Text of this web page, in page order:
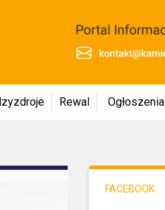
Rewal Ogłoszenia
FACEBOOK